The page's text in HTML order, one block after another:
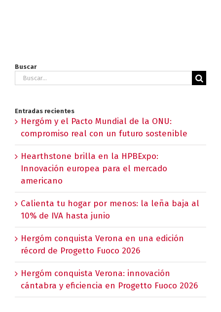
Buscar
Buscar:
Entradas recientes
Hergóm y el Pacto Mundial de la ONU:
compromiso real con un futuro sostenible
Hearthstone brilla en la HPBExpo:
Innovación europea para el mercado
americano
Calienta tu hogar por menos: la leña baja al
10% de IVA hasta junio
Hergóm conquista Verona en una edición
récord de Progetto Fuoco 2026
Hergóm conquista Verona: innovación
cántabra y eficiencia en Progetto Fuoco 2026